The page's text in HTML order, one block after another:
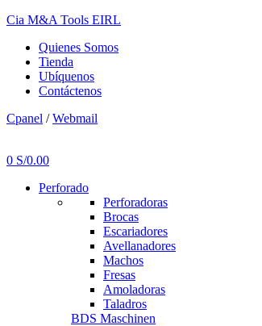
Cia M&A Tools EIRL
Quienes Somos
Tienda
Ubíquenos
Contáctenos
Cpanel /Webmail
0 S/0.00
Perforado
Perforadoras
Brocas
Escariadores
Avellanadores
Machos
Fresas
Amoladoras
Taladros
BDS Maschinen